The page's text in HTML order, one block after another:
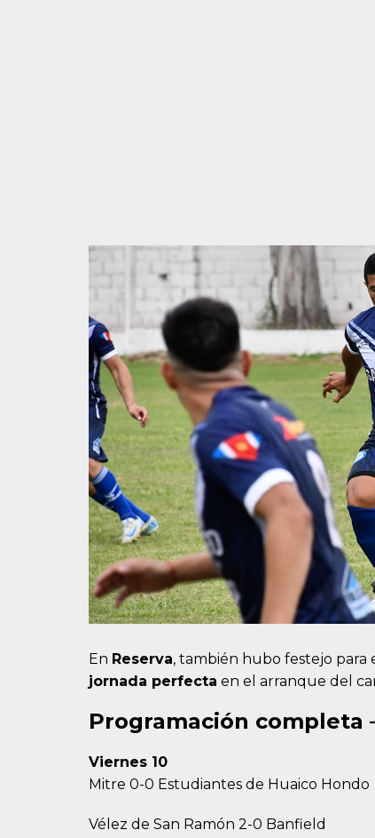
En Reserva, también hubo festejo para
jornada perfecta en el arranque del
Programación completa
Viernes 10
Mitre 0-0 Estudiantes de Huaico Hondo
Vélez de San Ramón 2-0 Banfield